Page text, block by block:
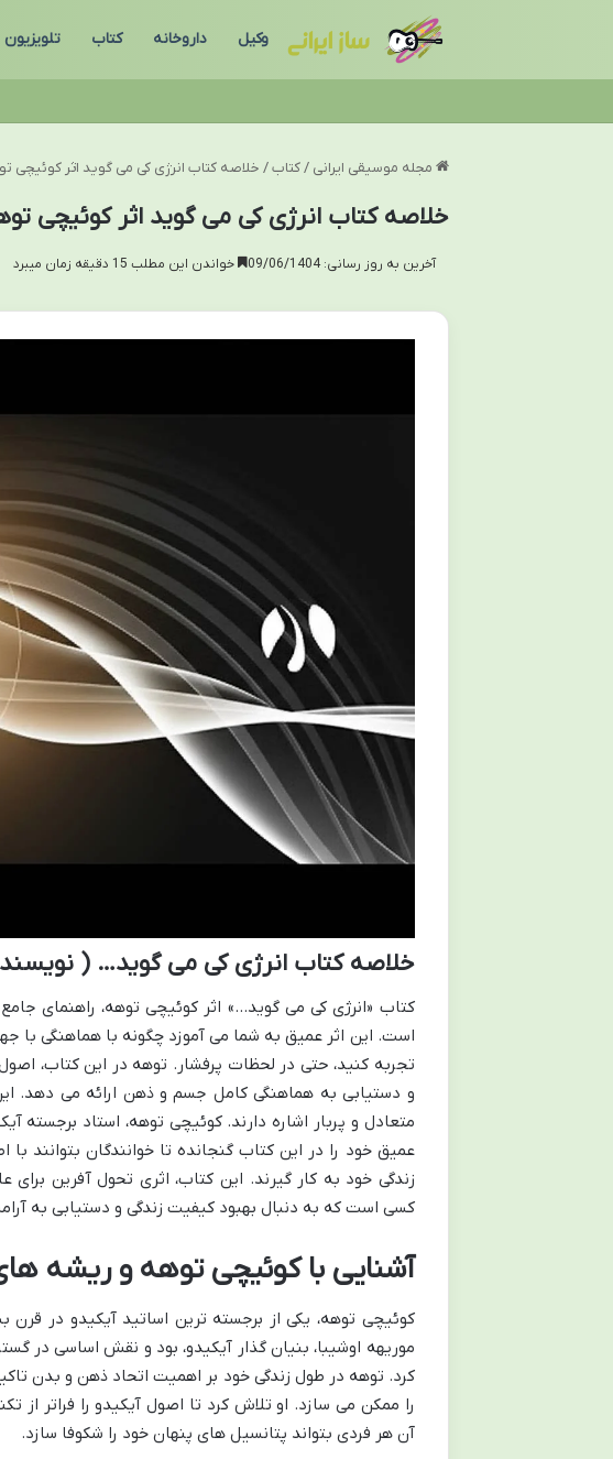
وکیل داروخانه کتاب تلویزیون
مجله موسیقی ایرانی / کتاب / خلاصه کتاب انرژی کی می گوید اثر کوئیچی
خلاصه کتاب انرژی کی می گوید اثر کوئیچی
آخرین به روز رسانی: 09/06/1404 خواندن این مطلب 15 دقیقه زمان میبرد
خلاصه کتاب انرژی کی می گوید… (
کتاب «انرژی کی می گوید…» اثر کوئیچی توهه، راهنمای
است. این اثر عمیق به شما می آموزد چگونه با هماهنگی با
تجربه کنید، حتی در لحظات پرفشار. توهه در این کتاب،
و دستیابی به هماهنگی کامل جسم و ذهن ارائه می دهد.
متعادل و پربار اشاره دارند. کوئیچی توهه، استاد برجسته
عمیق خود را در این کتاب گنجانده تا خوانندگان بتوانند
زندگی خود به کار گیرند. این کتاب، اثری تحول آفرین
کسی است که به دنبال بهبود کیفیت زندگی و دستیابی به
آشنایی با کوئیچی توهه و ریشه
کوئیچی توهه، یکی از برجسته ترین اساتید آیکیدو در
موریهه اوشیبا، بنیان گذار آیکیدو، بود و نقش اساسی در
کرد. توهه در طول زندگی خود بر اهمیت اتحاد ذهن و بدن
را ممکن می سازد. او تلاش کرد تا اصول آیکیدو را فراتر از
آن هر فردی بتواند پتانسیل های پنهان خود را شکوفا سازد.